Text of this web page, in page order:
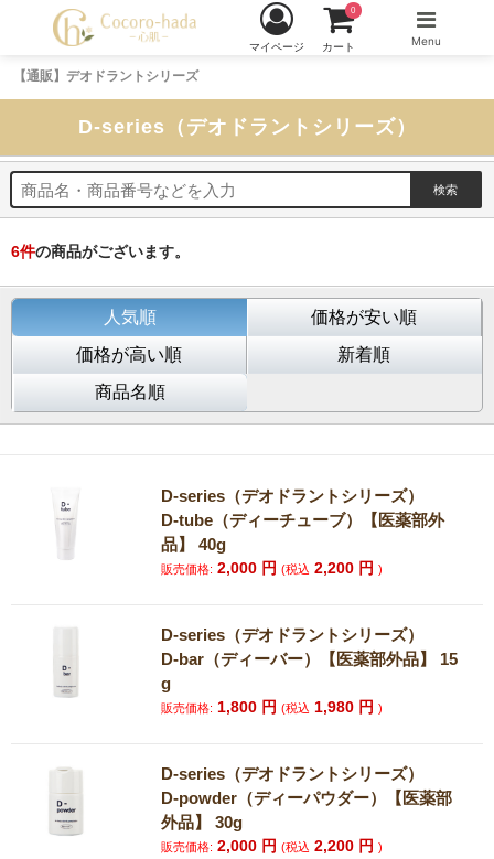
【通販】デオドラントシリーズ
マイページ カート
0
Menu
D-series（デオドラントシリーズ）
6件の商品がございます。
人気順
価格が安い順
価格が高い順
新着順
商品名順
D-series（デオドラントシリーズ）
D-tube（ディーチューブ）【医薬部外
品】 40g
販売価格: 2,000 円(税込 2,200 円)
D-series（デオドラントシリーズ）
D-bar（ディーバー）【医薬部外品】 15
g
販売価格: 1,800 円(税込 1,980 円)
D-series（デオドラントシリーズ）
D-powder（ディーパウダー）【医薬部
外品】 30g
販売価格: 2,000 円(税込 2,200 円)